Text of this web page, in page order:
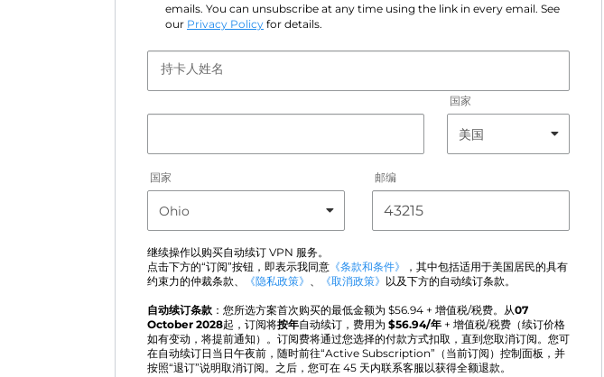
emails. You can unsubscribe at any time using the link in every email. See
our Privacy Policy for details.
持卡人姓名
国家
国家 邮编
继续操作以购买自动续订 VPN 服务。
点击下方的“订阅”按钮，即表示我同意 《条款和条件》
，其中包括适用于美国居民的具有
约束力的仲裁条款、
《隐私政策》 、 《取消政策》 以及下方的自动续订条款。
自动续订条款 ：您所选方案首次购买的最低金额为 $56.94 + 增值税/税费。从07
October 2028起，订阅将按年自动续订，费用为 $56.94/年 + 增值税/税费（续订价格
如有变动，将提前通知）。订阅费将通过您选择的付款方式扣取，直到您取消订阅。您可
在自动续订日当日午夜前，随时前往“Active Subscription”（当前订阅）控制面板，并
按照“退订”说明取消订阅。之后，您可在 45 天内联系客服以获得全额退款。